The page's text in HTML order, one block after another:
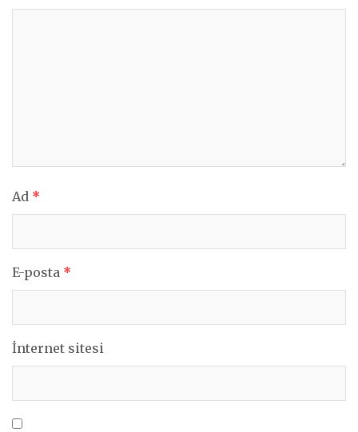
Ad *
E-posta *
İnternet sitesi